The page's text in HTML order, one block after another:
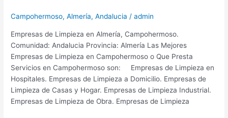
Nijar
Campohermoso,Almería,Andalucia /admin
Empresas de Limpieza en Almería, Campohermoso.
Comunidad: Andalucia Provincia: Almería Las Mejores
Empresas de Limpieza en Campohermoso o Que Presta
Servicios en Campohermoso son: Empresas de Limpieza en
Hospitales. Empresas de Limpieza a Domicilio. Empresas de
Limpieza de Casas y Hogar. Empresas de Limpieza Industrial.
Empresas de Limpieza de Obra. Empresas de Limpieza